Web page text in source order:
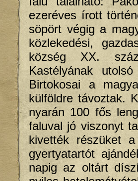
ezeréves írott
söpört végig a
közlekedési,
község XX.
Kastélyának
Birtokosai a
külföldre távoztak.
nyarán 100 fős
faluval jó viszonyt
kivették részüket
gyertyatartót
napig az oltárt